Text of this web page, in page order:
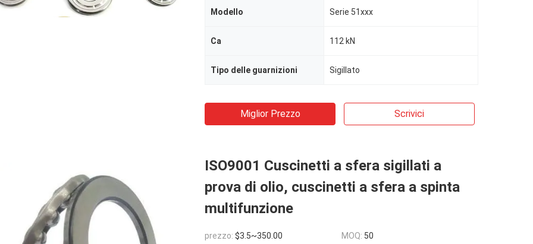
Modello Serie 51xxx
Ca 112 kN
Tipo delle guarnizioni Sigillato
Miglior Prezzo Scrivici
ISO9001 Cuscinetti a sfera sigillati a
prova di olio, cuscinetti a sfera a spinta
multifunzione
prezzo: $3.5~350.00 MOQ: 50